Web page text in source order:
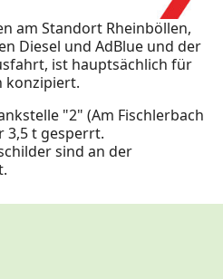
am Standort Rheinböllen,
Diesel und AdBlue und der
ist hauptsächlich für
konzipiert.
"2" (Am Fischlerbach
3,5 t gesperrt.
sind an der